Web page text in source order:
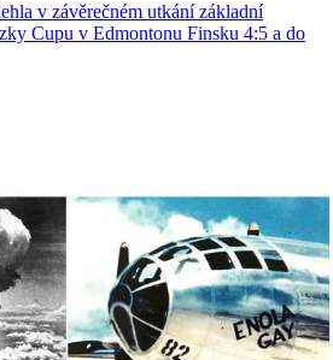
v závěrečném utkání základní
Cupu v Edmontonu Finsku 4:5 a do